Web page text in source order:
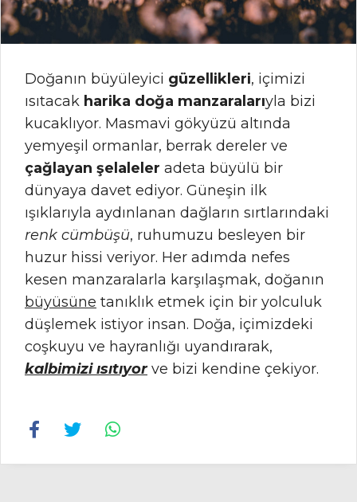
Doğanın büyüleyici güzellikleri, içimizi
ısıtacak harika doğa manzaralarıyla bizi
kucaklıyor. Masmavi gökyüzü altında
yemyeşil ormanlar, berrak dereler ve
çağlayan şelaleler adeta büyülü bir
dünyaya davet ediyor. Güneşin ilk
ışıklarıyla aydınlanan dağların sırtlarındaki
renk cümbüşü, ruhumuzu besleyen bir
huzur hissi veriyor. Her adımda nefes
kesen manzaralarla karşılaşmak, doğanın
büyüsüne tanıklık etmek için bir yolculuk
düşlemek istiyor insan. Doğa, içimizdeki
coşkuyu ve hayranlığı uyandırarak,
kalbimizi ısıtıyorve bizi kendine çekiyor.